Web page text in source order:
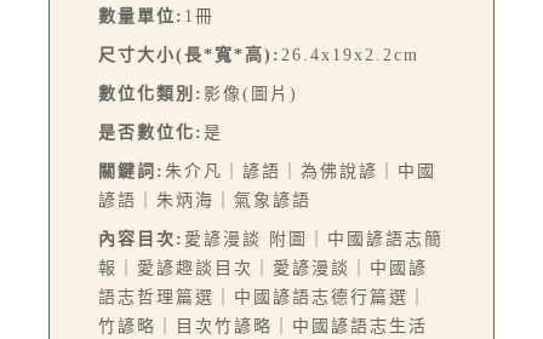
數量單位: 1冊
尺寸大小(長*寬*高): 26.4x19x2.2cm
數位化類別: 影像(圖片)
是否數位化: 是
關鍵詞: 朱介凡｜諺語｜為佛說諺｜中國
諺語｜朱炳海｜氣象諺語
內容目次: 愛諺漫談 附圖｜中國諺語志簡
報｜愛諺趣談目次｜愛諺漫談｜中國諺
語志哲理篇選｜中國諺語志德行篇選｜
竹諺略｜目次竹諺略｜中國諺語志生活